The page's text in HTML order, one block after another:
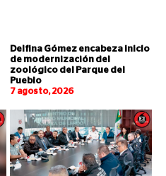
Delfina Gómez encabeza inicio
de modernización del
zoológico del Parque del
Pueblo
7 agosto, 2026